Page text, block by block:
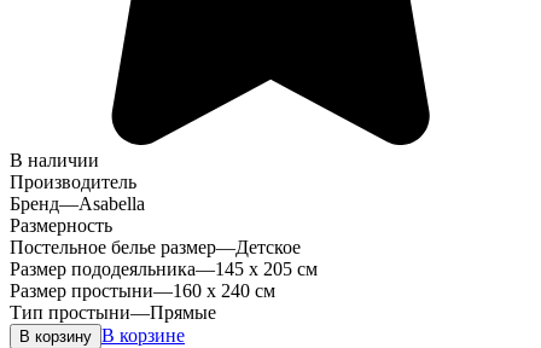
В наличии
Производитель
Бренд—Asabella
Размерность
Постельное белье размер—Детское
Размер пододеяльника—145 х 205 см
Размер простыни—160 х 240 см
Тип простыни—Прямые
В корзину В корзине